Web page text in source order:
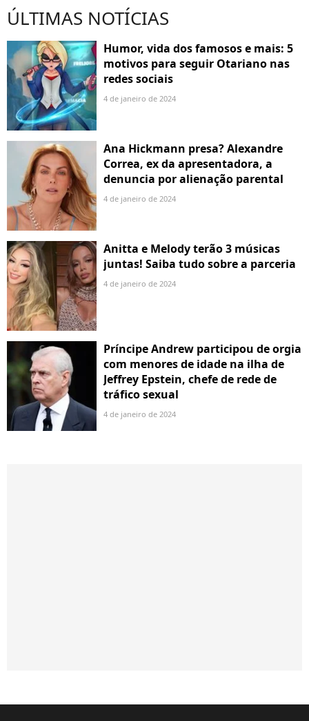
ÚLTIMAS NOTÍCIAS
Humor, vida dos famosos e mais: 5
motivos para seguir Otariano nas
redes sociais
4 de janeiro de 2024
Ana Hickmann presa? Alexandre
Correa, ex da apresentadora, a
denuncia por alienação parental
4 de janeiro de 2024
Anitta e Melody terão 3 músicas
juntas! Saiba tudo sobre a parceria
4 de janeiro de 2024
Príncipe Andrew participou de orgia
com menores de idade na ilha de
Jeffrey Epstein, chefe de rede de
tráfico sexual
4 de janeiro de 2024